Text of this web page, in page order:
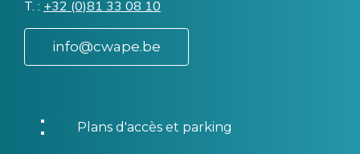
T. Téléphone
+32 (0)81 33 08 10
info@cwape.be
Plans d'accès et parking